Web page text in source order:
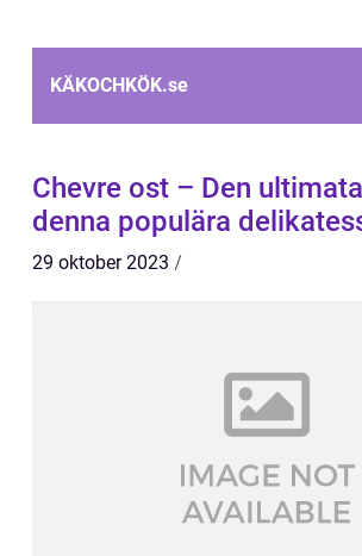
KÄKOCHKÖK.se
Chevre ost – Den
denna populära
29 oktober 2023